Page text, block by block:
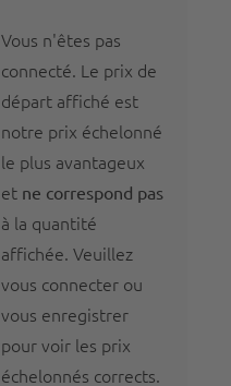
Vous n'êtes pas
connecté. Le prix de
départ affiché est
notre prix échelonné
le plus avantageux
et ne correspond pas
à la quantité
affichée. Veuillez
vous connecter ou
vous enregistrer
pour voir les prix
échelonnés corrects.